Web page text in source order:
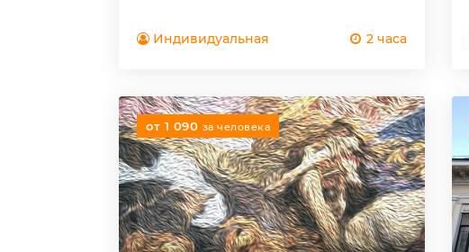
Индивидуальная 2 часа
от 1 090 за человека